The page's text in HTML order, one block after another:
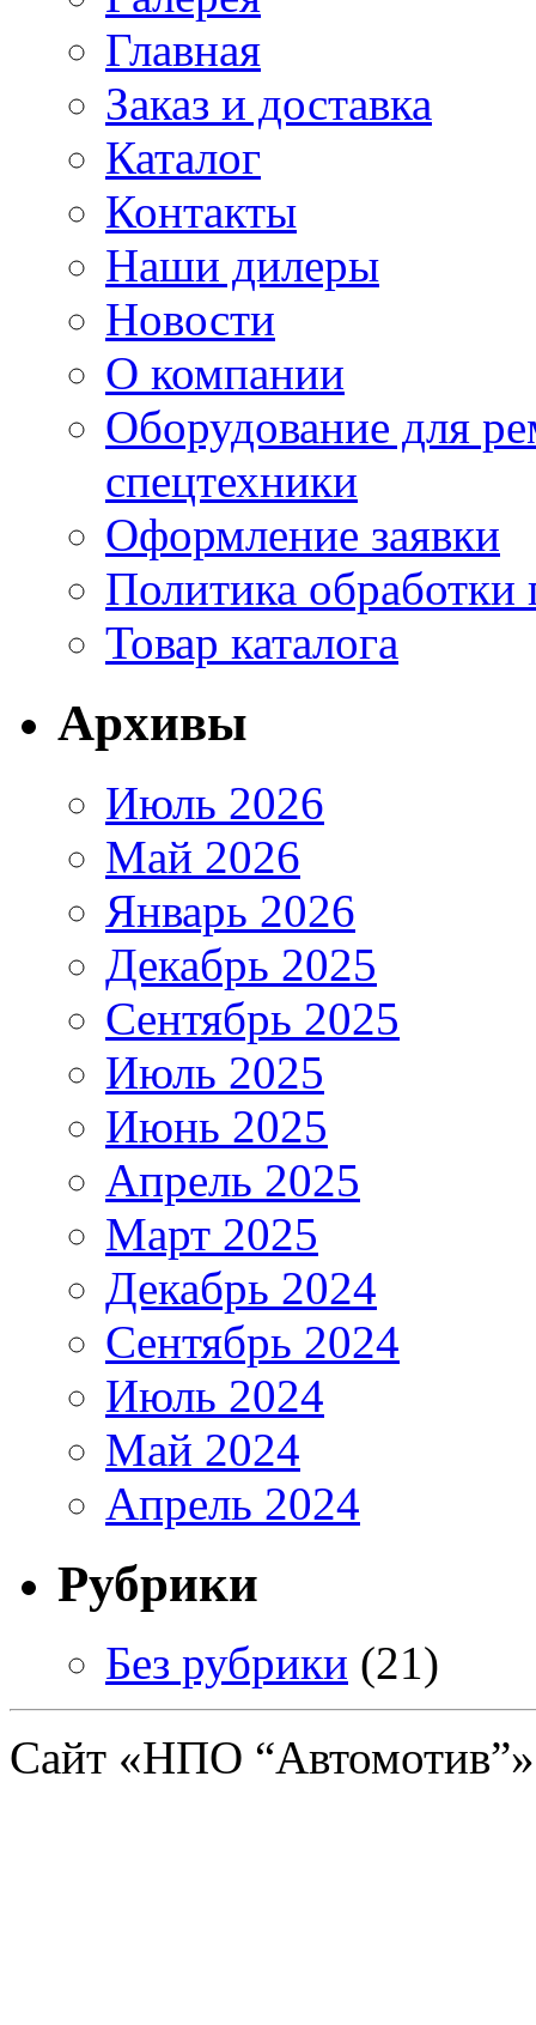
Главная
Заказ и доставка
Каталог
Контакты
Наши дилеры
Новости
О компании
Оборудование для
спецтехники
Оформление заявки
Политика
Товар каталога
Архивы
Июль 2026
Май 2026
Январь 2026
Декабрь 2025
Сентябрь 2025
Июль 2025
Июнь 2025
Апрель 2025
Март 2025
Декабрь 2024
Сентябрь 2024
Июль 2024
Май 2024
Апрель 2024
Рубрики
Без рубрики (21)
Сайт «НПО